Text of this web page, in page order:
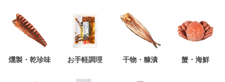
燻製・乾珍味 お手軽調理 干物・糠漬 蟹・海鮮